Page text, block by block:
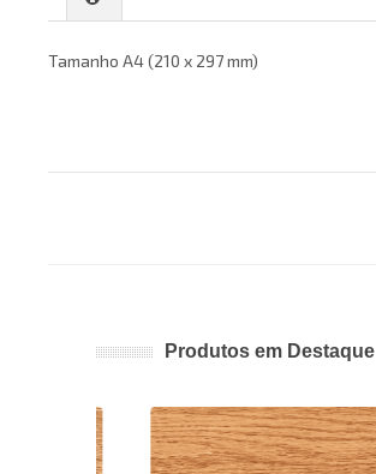
Tamanho A4 (210 x 297 mm)
Produtos em Destaque